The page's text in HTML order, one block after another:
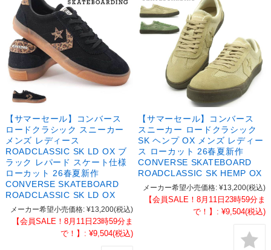
【サマーセール】コンバース
ロードクラシック スニーカー
メンズ レディース
ROADCLASSIC SK LD OX ブ
ラック レパード スケート仕様
ローカット 26春夏新作
CONVERSE SKATEBOARD
ROADCLASSIC SK LD OX
メーカー希望小売価格: ¥13,200(税込)
【会員SALE！8月11日23時59分ま
で！】: ¥9,504(税込)
【サマーセール】コンバース
スニーカー ロードクラシック
SK ヘンプ OX メンズ レディー
ス ローカット 26春夏新作
CONVERSE SKATEBOARD
ROADCLASSIC SK HEMP OX
メーカー希望小売価格: ¥13,200(税込)
【会員SALE！8月11日23時59分ま
で！】: ¥9,504(税込)